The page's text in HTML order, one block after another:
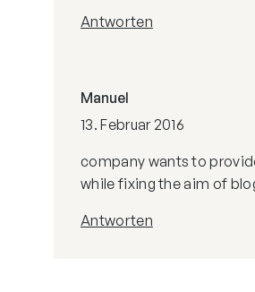
Antworten
Manuel
13. Februar 2016
company wants to
while fixing the aim of
Antworten